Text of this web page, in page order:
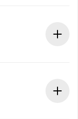
cargo y te